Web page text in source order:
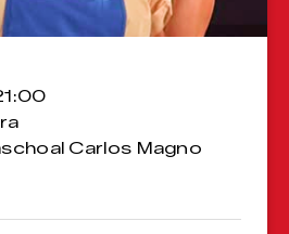
Carlos Magno